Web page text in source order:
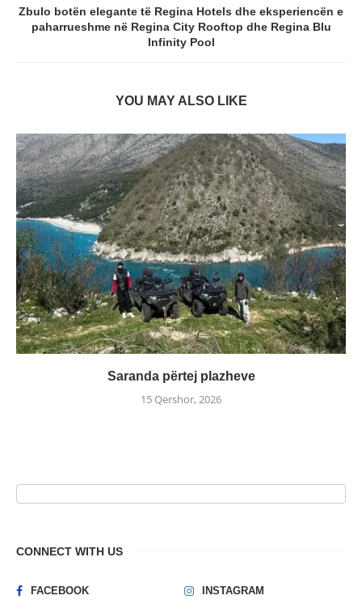
Zbulo botën elegante të Regina Hotels dhe eksperiencën e
paharrueshme në Regina City Rooftop dhe Regina Blu
Infinity Pool
YOU MAY ALSO LIKE
Saranda përtej plazheve
15 Qershor, 2026
CONNECT WITH US
FACEBOOK
INSTAGRAM